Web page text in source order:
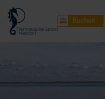
Buchen